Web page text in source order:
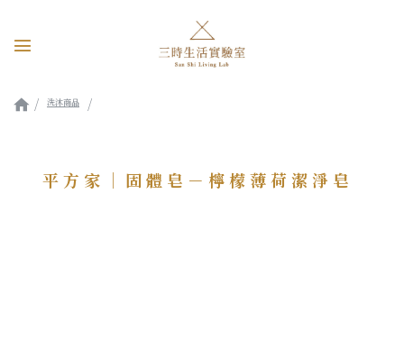
洗沐商品
平方家｜固體皂－檸檬薄荷潔淨皂